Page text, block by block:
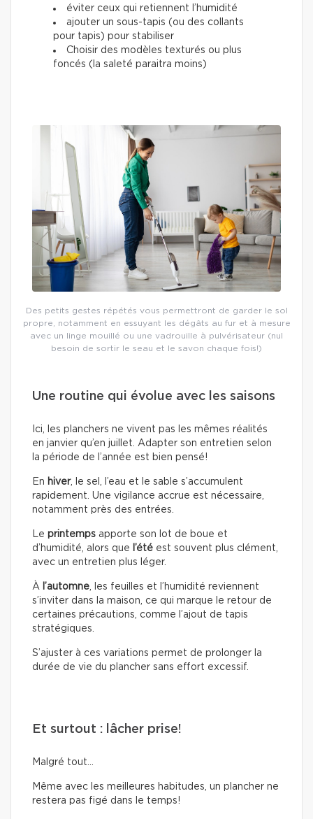
éviter ceux qui retiennent l’humidité
ajouter un sous-tapis (ou des collants
pour tapis) pour stabiliser
Choisir des modèles texturés ou plus
foncés (la saleté paraitra moins)
Des petits gestes répétés vous permettront de garder le sol
propre, notamment en essuyant les dégâts au fur et à mesure
avec un linge mouillé ou une vadrouille à pulvérisateur (nul
besoin de sortir le seau et le savon chaque fois!)
Une routine qui évolue avec les saisons
Ici, les planchers ne vivent pas les mêmes réalités
en janvier qu’en juillet. Adapter son entretien selon
la période de l’année est bien pensé!
En hiver, le sel, l’eau et le sable s’accumulent
rapidement. Une vigilance accrue est nécessaire,
notamment près des entrées.
Le printemps apporte son lot de boue et
d’humidité, alors que l’été est souvent plus clément,
avec un entretien plus léger.
À l’automne , les feuilles et l’humidité reviennent
s’inviter dans la maison, ce qui marque le retour de
certaines précautions, comme l’ajout de tapis
stratégiques.
S’ajuster à ces variations permet de prolonger la
durée de vie du plancher sans effort excessif.
Et surtout : lâcher prise!
Malgré tout…
Même avec les meilleures habitudes, un plancher ne
restera pas figé dans le temps!